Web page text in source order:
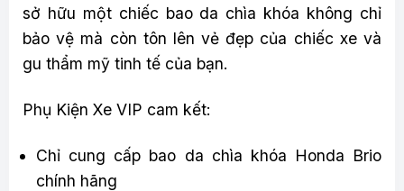
sở hữu một chiếc bao da chìa khóa không chỉ
bảo vệ mà còn tôn lên vẻ đẹp của chiếc xe và
gu thẩm mỹ tinh tế của bạn.
Phụ Kiện Xe VIP cam kết:
Chỉ cung cấp bao da chìa khóa Honda Brio
chính hãng